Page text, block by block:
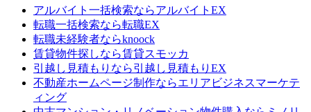
アルバイト一括検索ならアルバイトEX
転職一括検索なら転職EX
転職未経験者ならknoock
賃貸物件探しなら賃貸スモッカ
引越し見積もりなら引越し見積もりEX
不動産ホームページ制作ならエリアビジネスマーケテ
ィング